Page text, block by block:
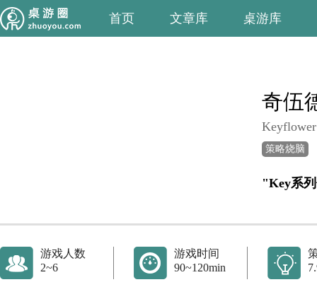
首页 文章库 桌游库
奇伍
Keyflower
策略烧脑
"Key系
游戏人数
2~6
游戏时间
90~120min